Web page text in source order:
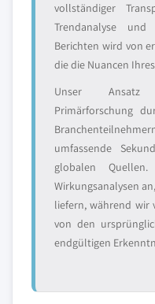
vollständiger
Trendanalyse
Berichten wird von
die die Nuancen
Unser Ansatz
Primärforschung
umfassende
globalen
Wirkungsanalysen
liefern, während wir
von den
endgültigen